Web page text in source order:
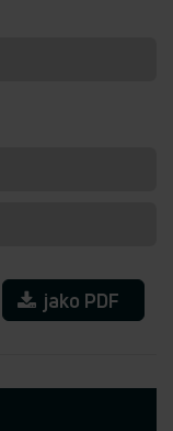
jako PDF